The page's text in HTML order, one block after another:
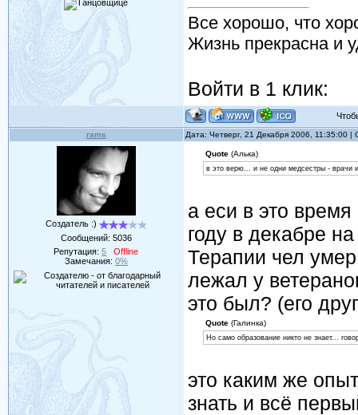
Все хорошо, что
Жизнь прекрасна и
Войти в 1 клик:
rams Дата: Четверг, 21 Декабря 2006, 11:35:00
Создатель :)
Сообщений: 5036
Репутация:5
Offline
Замечания: 0%
Quote(Алька)
в это верю... и не одни медсестры - врачи
а еси в это
году в декабре
Терапии чел
лежал у
это был? (его
Quote(Галинка)
Но само образование никто не знает...
это каким же
знать и всё